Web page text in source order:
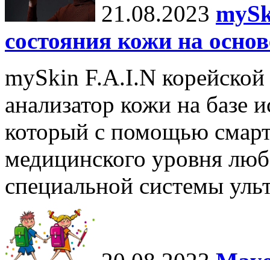
21.08.2023
состояния кожи на
mySkin F.A.I.N
анализатор кожи на базе
который с помощью
медицинского уровня
специальной системы